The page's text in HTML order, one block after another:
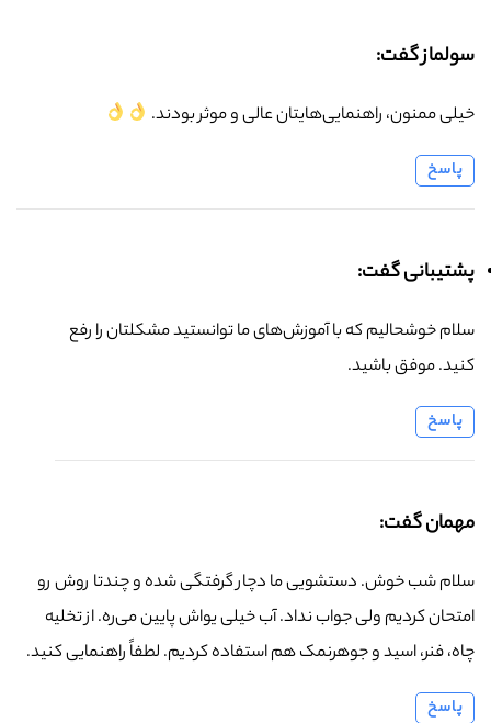
سولماز گفت:
خیلی ممنون، راهنمایی‌هایتان عالی و موثر بودند.
پاسخ
پشتیبانی گفت:
سلام خوشحالیم که با آموزش‌های ما توانستید مشکلتان را رفع
کنید. موفق باشید.
پاسخ
مهمان گفت:
سلام شب خوش. دستشویی ما دچار گرفتگی شده و چندتا روش رو
امتحان کردیم ولی جواب نداد. آب خیلی یواش پایین می‌ره. از تخلیه
چاه، فنر، اسید و جوهرنمک هم استفاده کردیم. لطفاً راهنمایی کنید.
پاسخ